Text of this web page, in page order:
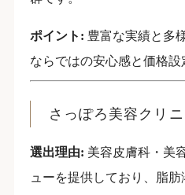
ポイント: 豊富な実績と多
ならではの安心感と価格設
さっぽろ美容クリニ
選出理由: 美容皮膚科・美
ューを提供しており、脂